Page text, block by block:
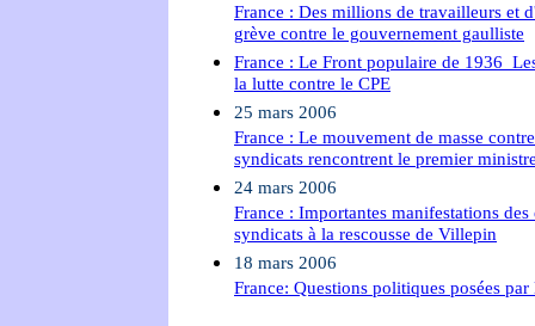
France : Des millions de travailleurs et
grève contre le gouvernement gaulliste
France : Le Front populaire de 1936
la lutte contre le CPE
25 mars 2006
France : Le mouvement de masse
syndicats rencontrent le premier
24 mars 2006
France : Importantes manifestations des
syndicats à la rescousse de Villepin
18 mars 2006
France: Questions politiques posées